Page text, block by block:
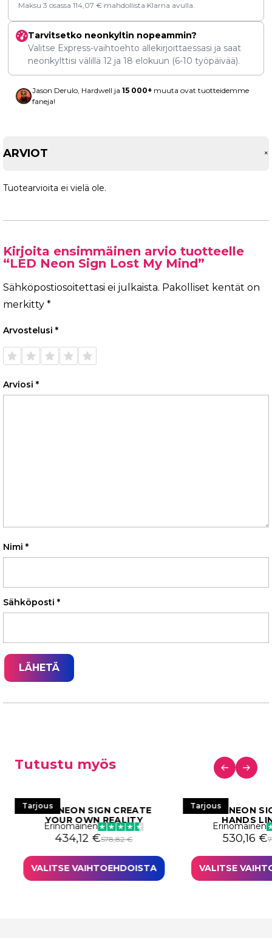
Maksu 3 osassa 114,07 € mahdollista Klarna avulla.
Tarvitsetko neonkyltin nopeammin?
Valitse Express-vaihtoehto allekirjoittaessasi ja saat
neonkylttisi välillä 12 ja 18 elokuun (6-10 työpäivää).
Jason Derulo, Hardwell ja 15 000+ muuta ovat tuotteidemme
faneja!
ARVIOT +
Tuotearvioita ei vielä ole.
Kirjoita ensimmäinen arvio tuotteelle
“LED Neon Sign Lost My Mind”
Sähköpostiosoitettasi ei julkaista. Pakolliset kentät on
merkitty *
Arvostelusi *
1/5
tähteä
2/5
tähteä
3/5
tähteä
4/5
tähteä
5/5
tähteä
Arviosi *
Nimi *
Sähköposti *
Tutustu myös
529,78 €.
Tarjous
LED NEON SIGN CREATE
YOUR OWN REALITY
Erinomainen
578,82€
Alkuperäinen hinta oli: 578,82 €.
434,12 €
Nykyinen hinta on: 434,12 €.
VALITSE VAIHTOEHDOISTA
TarjousLED NEON
HANDS
Erinomainen
530,16€
VALITSE